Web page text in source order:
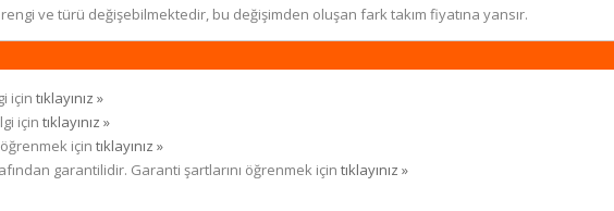
ve türü değişebilmektedir, bu değişimden oluşan fark takım fiyatına yansır.
için tıklayınız »
için tıklayınız »
için tıklayınız »
garantilidir. Garanti şartlarını öğrenmek için tıklayınız »